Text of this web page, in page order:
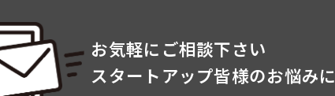
お気軽にご相談下さい
スタートアップ皆様のお悩みに